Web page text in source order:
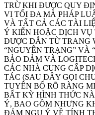
TRỪ KHI ĐƯỢC QUY
VI TỐI ĐA MÀ PHÁP
VÀ TẤT CẢ CÁC TÀI
Ý KIẾN HOẶC DỊCH VỤ
ĐƯỢC DẪN TỪ TRANG
“NGUYÊN TRẠNG” VÀ
BẢO ĐẢM VÀ
CÁC NHÀ CUNG CẤP
TÁC (SAU ĐÂY GỌI
TUYÊN BỐ RÕ RÀNG
BẤT KỲ HÌNH THỨC
Ý, BAO GỒM NHƯNG
ĐẢM NGỤ Ý VỀ TÍNH